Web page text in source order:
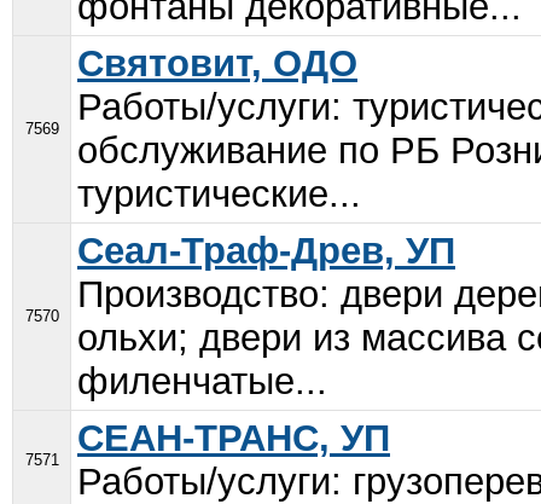
7569
Святовит, ОДО
Работы/услуги:
обслуживание по РБ
туристические...
7570
Сеал-Траф-Древ, УП
Производство: двери
ольхи; двери из массива
филенчатые...
7571
СЕАН-ТРАНС, УП
Работы/услуги: